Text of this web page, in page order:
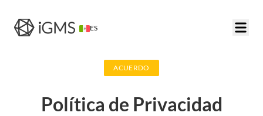
ES
ACUERDO
Política de Privacidad